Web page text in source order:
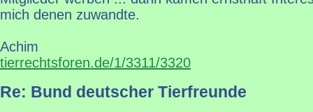
mich denen zuwandte.
Achim
tierrechtsforen.de/1/3311/3320
Re: Bund deutscher Tierfreunde